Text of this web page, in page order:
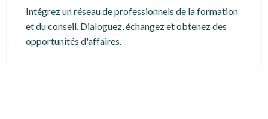
Intégrez un réseau de professionnels de la formation
et du conseil. Dialoguez, échangez et obtenez des
opportunités d'affaires.